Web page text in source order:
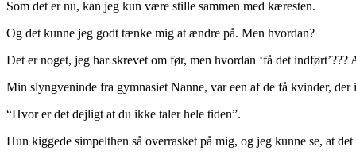
Som det er nu, kan jeg kun være stille sammen med kæresten.
Og det kunne jeg godt tænke mig at ændre på. Men hvordan?
Det er noget, jeg har skrevet om før, men hvordan ‘få det
Min slyngveninde fra gymnasiet Nanne, var een af de få kvinder, der
“Hvor er det dejligt at du ikke taler hele tiden”.
Hun kiggede simpelthen så overrasket på mig, og jeg kunne se, at